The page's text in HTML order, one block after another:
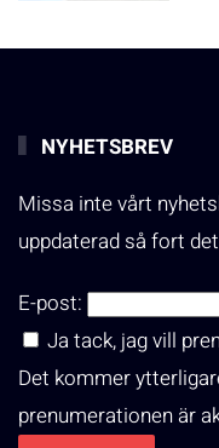
NYHETSBREV
Missa inte vårt
uppdaterad så fort
E-post:
Ja tack, jag vill
Det kommer
prenumerationen är